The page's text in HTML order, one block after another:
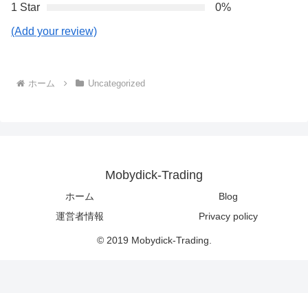
1 Star
0%
(Add your review)
ホーム Uncategorized
Mobydick-Trading
ホーム
Blog
運営者情報
Privacy policy
© 2019 Mobydick-Trading.